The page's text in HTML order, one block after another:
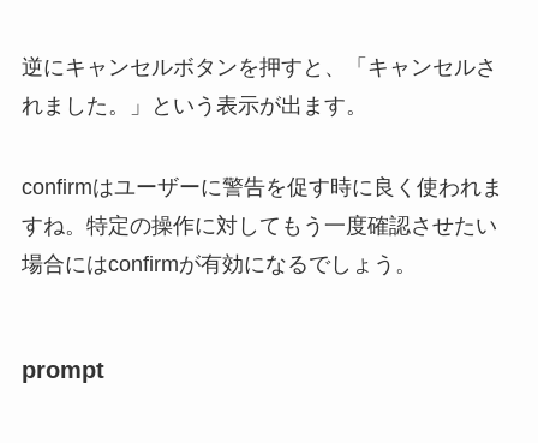
逆にキャンセルボタンを押すと、「キャンセルさ
れました。」という表示が出ます。
confirmはユーザーに警告を促す時に良く使われま
すね。特定の操作に対してもう一度確認させたい
場合にはconfirmが有効になるでしょう。
prompt